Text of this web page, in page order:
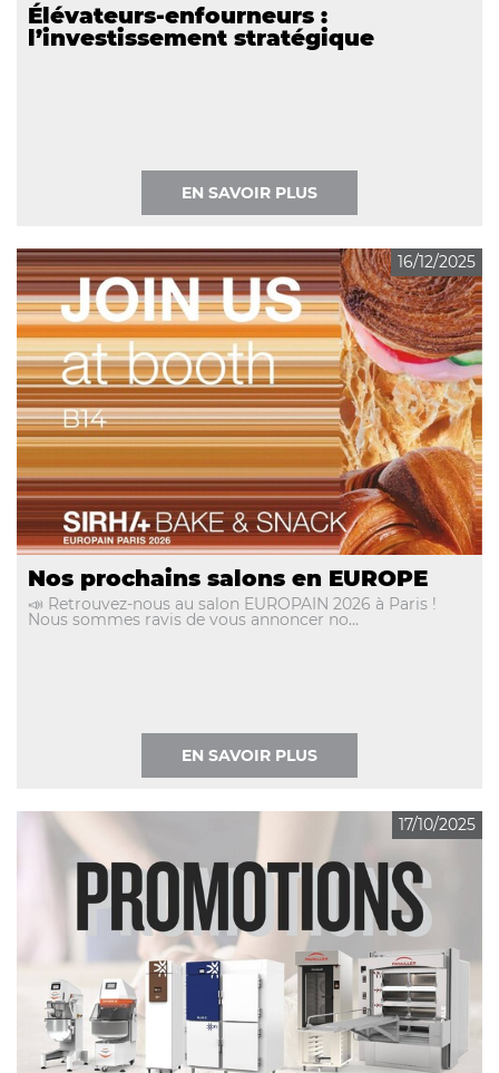
Élévateurs-enfourneurs :
l’investissement stratégique
EN SAVOIR PLUS
16/12/2025
Nos prochains salons en EUROPE
📣 Retrouvez-nous au salon EUROPAIN 2026 à Paris !
Nous sommes ravis de vous annoncer no...
EN SAVOIR PLUS
17/10/2025